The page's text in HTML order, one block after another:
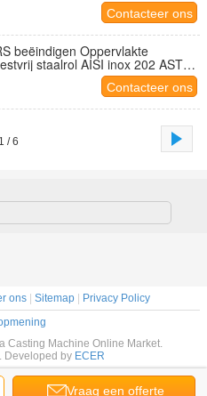
Contacteer ons
beëindigen Oppervlakte
staalrol AISI inox 202 ASTM
Contacteer ons
1 / 6
Vraag een offerte
ons| Sitemap|
Privacy Policy
Casting Machine Online Market.
Developed by ECER